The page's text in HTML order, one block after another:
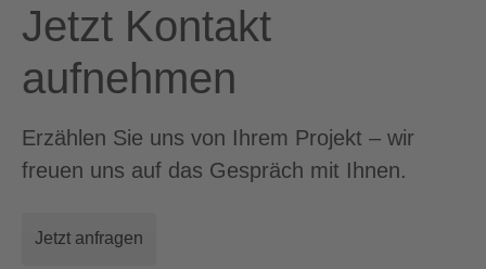
Jetzt Kontakt
aufnehmen
Erzählen Sie uns von Ihrem Projekt – wir
freuen uns auf das Gespräch mit Ihnen.
Jetzt anfragen